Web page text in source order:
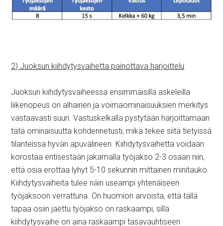
2) Juoksun kiihdytysvaihetta painottava harjoittelu
Juoksun kiihdytysvaiheessa ensimmäisillä askeleilla
liikenopeus on alhainen ja voimaominaisuuksien merkitys
vastaavasti suuri. Vastuskelkalla pystytään harjoittamaan
tätä ominaisuutta kohdennetusti, mikä tekee siitä tietyissä
tilanteissa hyvän apuvälineen. Kiihdytysvaihetta voidaan
korostaa entisestään jakamalla työjakso 2-3 osaan niin,
että osia erottaa lyhyt 5-10 sekunnin mittainen minitauko.
Kiihdytysvaiheita tulee näin useampi yhtenäiseen
työjaksoon verrattuna. On huomion arvoista, että tällä
tapaa osiin jaettu työjakso on raskaampi, sillä
kiihdytysvaihe on aina raskaampi tasavauhtiseen